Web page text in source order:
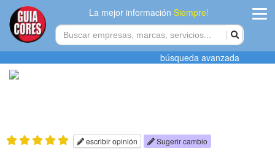
La mejor informaciónSiempre!
Agregar
búsqueda avanzada
escribir opinión Sugerir cambio